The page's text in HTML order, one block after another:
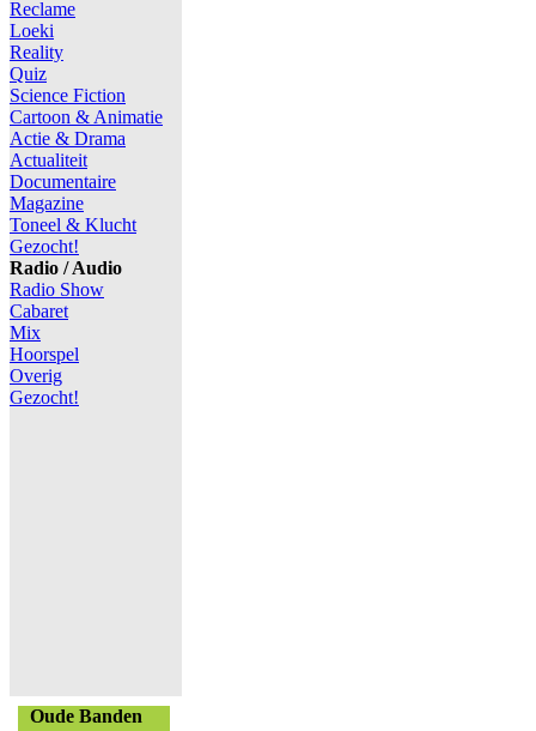
Reclame
Loeki
Reality
Quiz
Science Fiction
Cartoon & Animatie
Actie & Drama
Actualiteit
Documentaire
Magazine
Toneel & Klucht
Gezocht!
Radio / Audio
Radio Show
Cabaret
Mix
Hoorspel
Overig
Gezocht!
Oude Banden